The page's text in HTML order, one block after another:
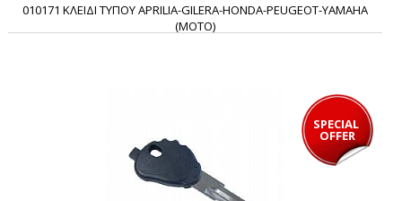
010171 ΚΛΕΙΔΙ ΤΥΠΟΥ APRILIA-GILERA-HONDA-PEUGEOT-YAMAHA
(MOTO)
SPECIAL
OFFER